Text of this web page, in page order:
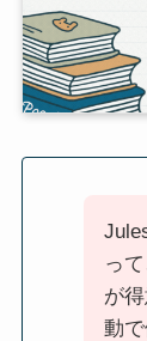
っ
が
動